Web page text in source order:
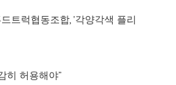
트럭협동조합, '각양각색 플리
히 허용해야”